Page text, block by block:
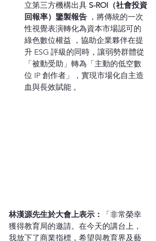
立第三方機構出具 S-ROI（社會投資
回報率）鑒製報告 ，將傳統的一次
性視覺表演轉化為資本市場認可的
綠色數位權益 ，協助企業夥伴在提
升 ESG 評級的同時，讓弱勢群體從
「被動受助」轉為「主動的低空數
位 IP 創作者」，實現市場化自主造
血與長效賦能 。
林漢源先生於大會上表示：
「非常榮幸
獲得教育局的邀請。在今天的講台上，
我放下了商業指標，希望與教育界及藝